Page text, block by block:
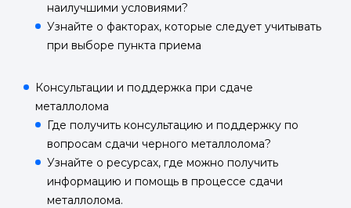
наилучшими условиями?
Узнайте о факторах, которые следует учитывать
при выборе пункта приема
Консультации и поддержка при сдаче
металлолома
Где получить консультацию и поддержку по
вопросам сдачи черного металлолома?
Узнайте о ресурсах, где можно получить
информацию и помощь в процессе сдачи
металлолома.